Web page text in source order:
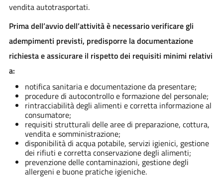
vendita autotrasportati.
Prima dell’avvio dell’attività è necessario verificare gli
adempimenti previsti, predisporre la documentazione
richiesta e assicurare il rispetto dei requisiti minimi relativi
a:
notifica sanitaria e documentazione da presentare;
procedure di autocontrollo e formazione del personale;
rintracciabilità degli alimenti e corretta informazione al
consumatore;
requisiti strutturali delle aree di preparazione, cottura,
vendita e somministrazione;
disponibilità di acqua potabile, servizi igienici, gestione
dei rifiuti e corretta conservazione degli alimenti;
prevenzione delle contaminazioni, gestione degli
allergeni e buone pratiche igieniche.